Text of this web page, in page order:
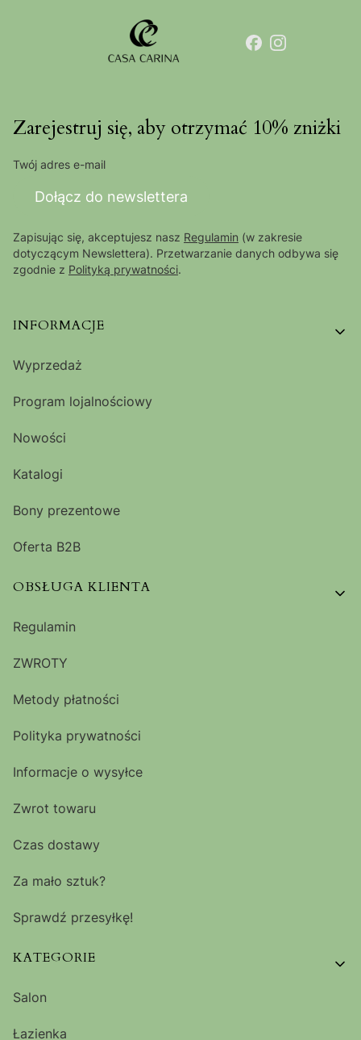
Zarejestruj się, aby otrzymać 10% zniżki
Twój adres e-mail
Dołącz do newslettera
Zapisując się, akceptujesz nasz Regulamin (w zakresie
dotyczącym Newslettera). Przetwarzanie danych odbywa się
zgodnie z Polityką prywatności.
Linki w stopce
INFORMACJE
Wyprzedaż
Program lojalnościowy
Nowości
Katalogi
Bony prezentowe
Oferta B2B
OBSŁUGA KLIENTA
Regulamin
ZWROTY
Metody płatności
Polityka prywatności
Informacje o wysyłce
Zwrot towaru
Czas dostawy
Za mało sztuk?
Sprawdź przesyłkę!
KATEGORIE
Salon
Łazienka